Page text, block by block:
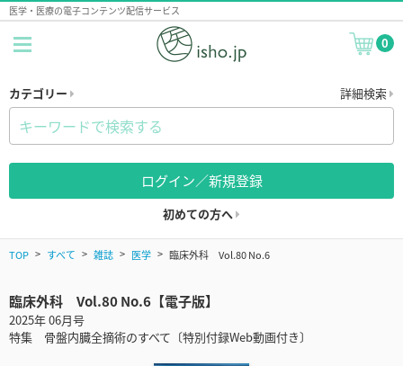
医学・医療の電子コンテンツ配信サービス
0
カテゴリー 詳細検索
ログイン／新規登録
初めての方へ
TOP すべて 雑誌 医学 臨床外科 Vol.80 No.6
臨床外科 Vol.80 No.6【電子版】
2025年 06月号
特集 骨盤内臓全摘術のすべて〔特別付録Web動画付き〕